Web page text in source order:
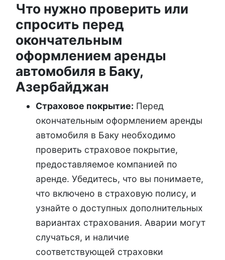
Что нужно проверить или
спросить перед
окончательным
оформлением аренды
автомобиля в Баку,
Азербайджан
Страховое покрытие: Перед
окончательным оформлением аренды
автомобиля в Баку необходимо
проверить страховое покрытие,
предоставляемое компанией по
аренде. Убедитесь, что вы понимаете,
что включено в страховую полису, и
узнайте о доступных дополнительных
вариантах страхования. Аварии могут
случаться, и наличие
соответствующей страховки